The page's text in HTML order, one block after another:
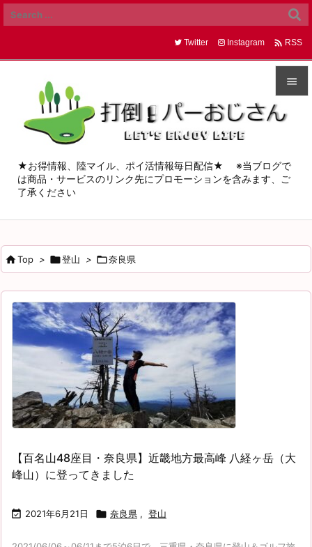


メニュ
サイド


Twitter Instagram  RSS
★お得情報、陸マイル、ポイ活情報毎日配信★ ※当ブログで
は商品・サービスのリンク先にプロモーションを含みます、ご
了承ください
Top > 登山 > 奈良県
【百名山48座目・奈良県】近畿地方最高峰 八経ヶ岳（大
峰山）に登ってきました
 2021年6月21日  奈良県 , 登山